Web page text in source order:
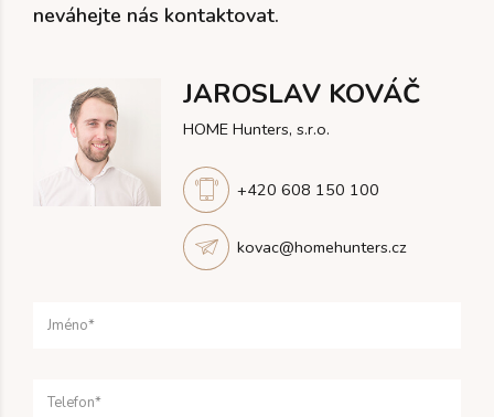
neváhejte nás kontaktovat.
JAROSLAV KOVÁČ
HOME Hunters, s.r.o.
+420 608 150 100
kovac@homehunters.cz